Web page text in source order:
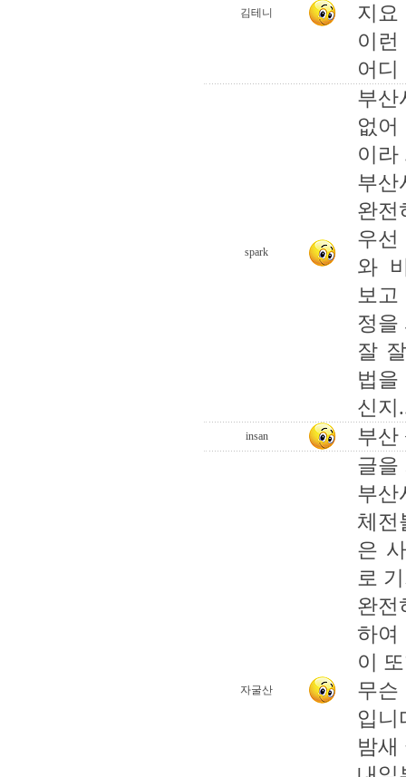
김테니
지요
이런
어디
spark
부산
없
이라
부산
완전
우선
와
보고
정을
잘
법
신지
insan 부산
자굴산
글을
부산
체전
은
로
완전
하
이
무슨
입니
밤새